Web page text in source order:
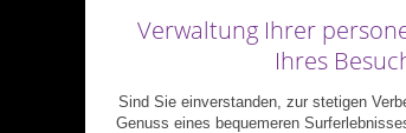
Verwaltung Ihrer
Ihres
Sind Sie einverstanden, zur stetigen
Genuss eines bequemeren